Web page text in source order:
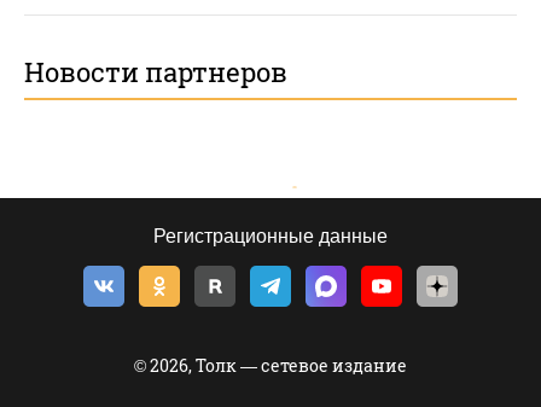
Новости партнеров
Регистрационные данные
© 2026, Толк — сетевое издание